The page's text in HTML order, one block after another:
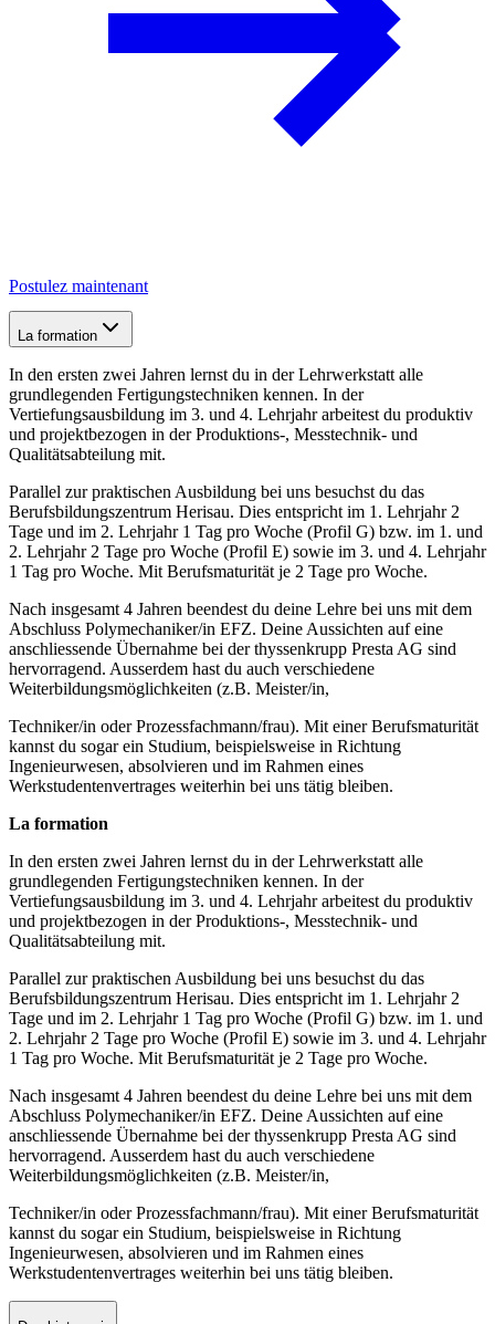
Postulez maintenant
La formation
In den ersten zwei Jahren lernst du in der Lehrwerkstatt alle
grundlegenden Fertigungstechniken kennen. In der
Vertiefungsausbildung im 3. und 4. Lehrjahr arbeitest du produktiv
und projektbezogen in der Produktions-, Messtechnik- und
Qualitätsabteilung mit.
Parallel zur praktischen Ausbildung bei uns besuchst du das
Berufsbildungszentrum Herisau. Dies entspricht im 1. Lehrjahr 2
Tage und im 2. Lehrjahr 1 Tag pro Woche (Profil G) bzw. im 1. und
2. Lehrjahr 2 Tage pro Woche (Profil E) sowie im 3. und 4. Lehrjahr
1 Tag pro Woche. Mit Berufsmaturität je 2 Tage pro Woche.
Nach insgesamt 4 Jahren beendest du deine Lehre bei uns mit dem
Abschluss Polymechaniker/in EFZ. Deine Aussichten auf eine
anschliessende Übernahme bei der thyssenkrupp Presta AG sind
hervorragend. Ausserdem hast du auch verschiedene
Weiterbildungsmöglichkeiten (z.B. Meister/in,
Techniker/in oder Prozessfachmann/frau). Mit einer Berufsmaturität
kannst du sogar ein Studium, beispielsweise in Richtung
Ingenieurwesen, absolvieren und im Rahmen eines
Werkstudentenvertrages weiterhin bei uns tätig bleiben.
La formation
In den ersten zwei Jahren lernst du in der Lehrwerkstatt alle
grundlegenden Fertigungstechniken kennen. In der
Vertiefungsausbildung im 3. und 4. Lehrjahr arbeitest du produktiv
und projektbezogen in der Produktions-, Messtechnik- und
Qualitätsabteilung mit.
Parallel zur praktischen Ausbildung bei uns besuchst du das
Berufsbildungszentrum Herisau. Dies entspricht im 1. Lehrjahr 2
Tage und im 2. Lehrjahr 1 Tag pro Woche (Profil G) bzw. im 1. und
2. Lehrjahr 2 Tage pro Woche (Profil E) sowie im 3. und 4. Lehrjahr
1 Tag pro Woche. Mit Berufsmaturität je 2 Tage pro Woche.
Nach insgesamt 4 Jahren beendest du deine Lehre bei uns mit dem
Abschluss Polymechaniker/in EFZ. Deine Aussichten auf eine
anschliessende Übernahme bei der thyssenkrupp Presta AG sind
hervorragend. Ausserdem hast du auch verschiedene
Weiterbildungsmöglichkeiten (z.B. Meister/in,
Techniker/in oder Prozessfachmann/frau). Mit einer Berufsmaturität
kannst du sogar ein Studium, beispielsweise in Richtung
Ingenieurwesen, absolvieren und im Rahmen eines
Werkstudentenvertrages weiterhin bei uns tätig bleiben.